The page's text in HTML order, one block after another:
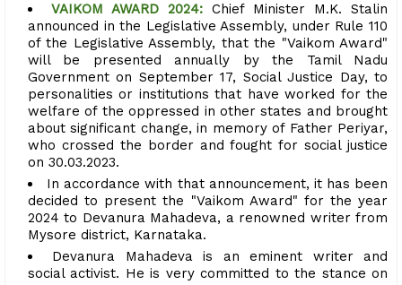
VAIKOM AWARD 2024: Chief Minister M.K. Stalin
announced in the Legislative Assembly, under Rule 110
of the Legislative Assembly, that the "Vaikom Award"
will be presented annually by the Tamil Nadu
Government on September 17, Social Justice Day, to
personalities or institutions that have worked for the
welfare of the oppressed in other states and brought
about significant change, in memory of Father Periyar,
who crossed the border and fought for social justice
on 30.03.2023.
In accordance with that announcement, it has been
decided to present the "Vaikom Award" for the year
2024 to Devanura Mahadeva, a renowned writer from
Mysore district, Karnataka.
Devanura Mahadeva is an eminent writer and
social activist. He is very committed to the stance on